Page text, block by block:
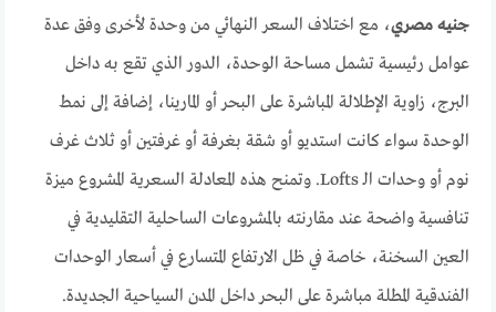
جنيه مصري، مع اختلاف السعر النهائي من وحدة لأخرى وفق عدة
عوامل رئيسية تشمل مساحة الوحدة، الدور الذي تقع به داخل
البرج، زاوية الإطلالة المباشرة على البحر أو المارينا، إضافة إلى نمط
الوحدة سواء كانت استديو أو شقة بغرفة أو غرفتين أو ثلاث غرف
نوم أو وحدات الـ Lofts. وتمنح هذه المعادلة السعرية المشروع ميزة
تنافسية واضحة عند مقارنته بالمشروعات الساحلية التقليدية في
العين السخنة، خاصة في ظل الارتفاع المتسارع في أسعار الوحدات
الفندقية المطلة مباشرة على البحر داخل المدن السياحية الجديدة.